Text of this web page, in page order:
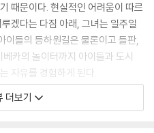
모의 두려움에 기반한다. 테러나
대한 두려움이 뉴스 시청률을 좌
부모들이 수행하는 거의 광신도적
이 부적격한 부모일까봐 두려워하
때문이다. 현실적인 어려움이 따르
겠다는 다짐 아래, 그녀는 일주일
이들의 등하원길은 물론이고 들판,
카의 놀이터까지 아이들과 도시
자유를 경험하게 된다.
에 테아와 사이먼을 데려갈 수 있
더보기